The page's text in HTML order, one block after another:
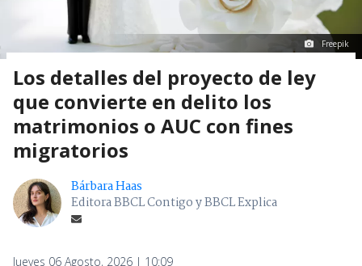
Freepik
Los detalles del proyecto de ley
que convierte en delito los
matrimonios o AUC con fines
migratorios
Bárbara Haas
Editora BBCL Contigo y BBCL Explica
Jueves 06 Agosto, 2026 | 10:09